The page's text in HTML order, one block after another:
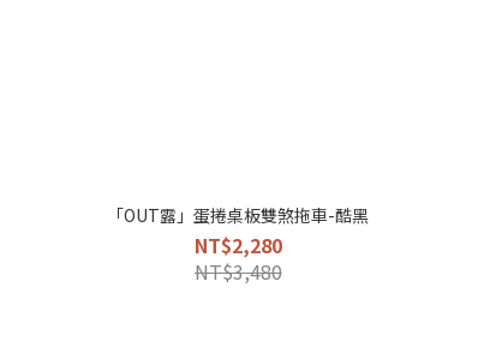
「OUT露」蛋捲桌板雙煞拖車-酷黑
NT$2,280
NT$3,480